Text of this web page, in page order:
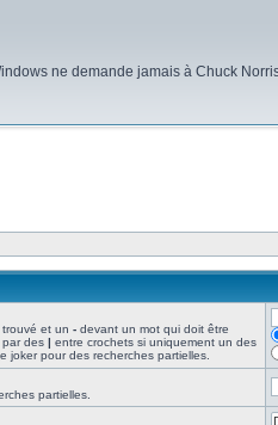
ne demande jamais à Chuck
et un - devant un mot qui doit être
par des | entre crochets si uniquement un des
joker pour des recherches partielles.
partielles.